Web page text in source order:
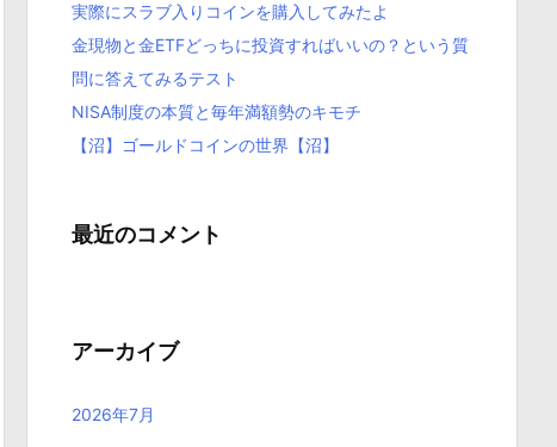
実際にスラブ入りコインを購入してみたよ
金現物と金ETFどっちに投資すればいいの？という質
問に答えてみるテスト
NISA制度の本質と毎年満額勢のキモチ
【沼】ゴールドコインの世界【沼】
最近のコメント
アーカイブ
2026年7月